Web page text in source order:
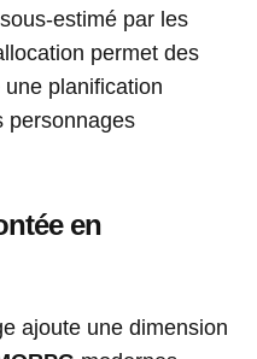
estimé par les
permet des
planification
personnages
en
ajoute une dimension